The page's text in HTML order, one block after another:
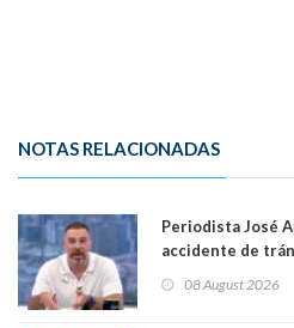
NOTAS RELACIONADAS
Periodista José
accidente de
08 August 2026